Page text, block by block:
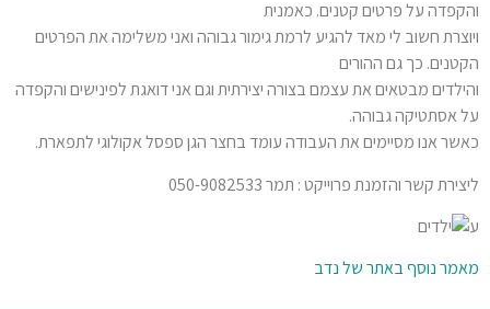
והקפדה על פרטים קטנים. כאמנית
ויוצרת חשוב לי מאד להגיע לרמת גימור גבוהה ואני משלימה את הפרטים
הקטנים. כך גם ההורים
והילדים מבטאים את עצמם בצורה יצירתית וגם אני דואגת לפינישים והקפדה
על אסתטיקה גבוהה.
כאשר אנו מסיימים את העבודה עומד בחצר הגן ספסל אקולוגי לתפארת.
ליצירת קשר והזמנת פרוייקט : תמר 050-9082533
ע
מאמר נוסף באתר של נדב